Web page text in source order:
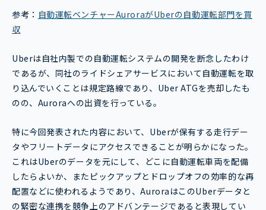
参考： 自動運転ベンチャーAuroraがUberの自動運転部門を買
収
Uberは自社内製での自動運転システムの開発を断念したわけ
であるが、同社のライドシェアサービスにおいて自動運転を取
り込んでいくことは規定路線であり、Uber ATGを売却したも
のの、Auroraへの出資を行っている。
特に今回発表された内容において、Uberが保有する走行デー
タやフリートデータにアクセスできることが明らかになった。
これはUberのデータを元にして、どこに自動運転車両を配備
したらよいか、またピックアップとドロップオフの効率的な再
配置などに使われるようであり、AuroraはこのUberデータと
の緊密な連携を競争上のアドバンテージであると表現してい